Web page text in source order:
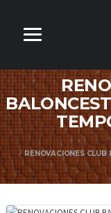
RENOVACIONES